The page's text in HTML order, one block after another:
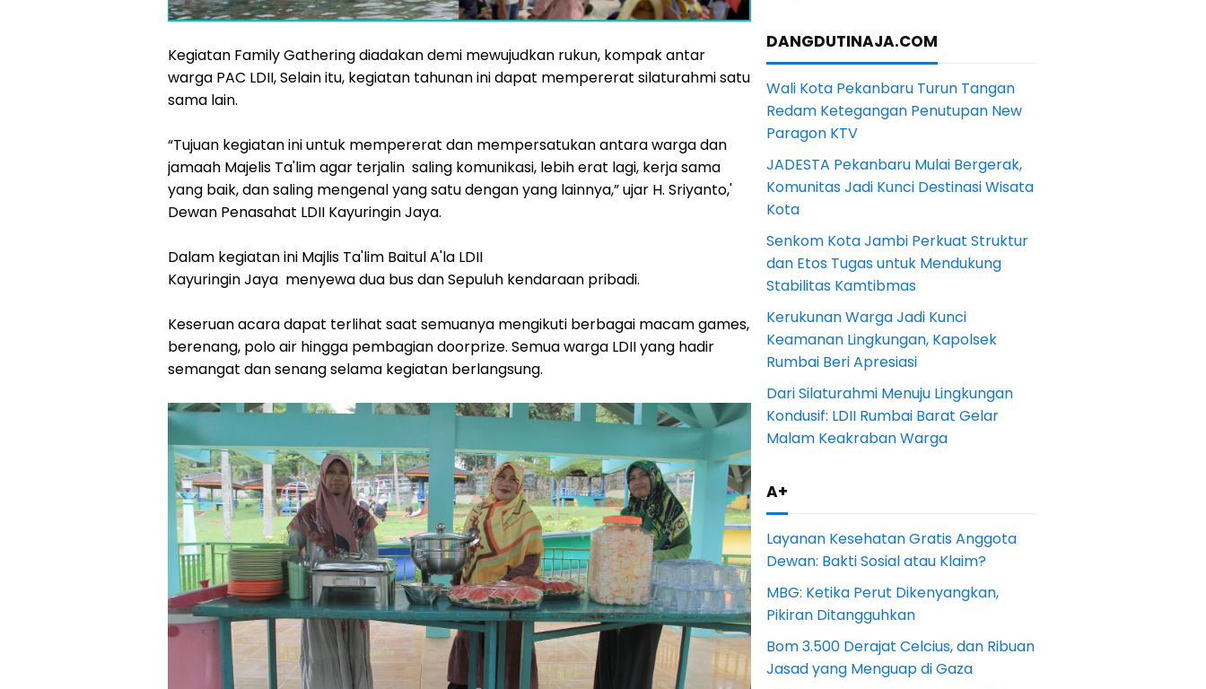
Kegiatan Family Gathering diadakan demi mewujudkan rukun, kompak antar
warga PAC LDII, Selain itu, kegiatan tahunan ini dapat mempererat silaturahmi satu
sama lain.
“Tujuan kegiatan ini untuk mempererat dan mempersatukan antara warga dan
jamaah Majelis Ta'lim agar terjalin saling komunikasi, lebih erat lagi, kerja sama
yang baik, dan saling mengenal yang satu dengan yang lainnya,” ujar H. Sriyanto,'
Dewan Penasahat LDII Kayuringin Jaya.
Dalam kegiatan ini Majlis Ta'lim Baitul A'la LDII
Kayuringin Jaya menyewa dua bus dan Sepuluh kendaraan pribadi.
Keseruan acara dapat terlihat saat semuanya mengikuti berbagai macam games,
berenang, polo air hingga pembagian doorprize. Semua warga LDII yang hadir
semangat dan senang selama kegiatan berlangsung.
DANGDUTINAJA.COM
Wali Kota Pekanbaru Turun Tangan
Redam Ketegangan Penutupan New
Paragon KTV
JADESTA Pekanbaru Mulai Bergerak,
Komunitas Jadi Kunci Destinasi Wisata
Kota
Senkom Kota Jambi Perkuat Struktur
dan Etos Tugas untuk Mendukung
Stabilitas Kamtibmas
Kerukunan Warga Jadi Kunci
Keamanan Lingkungan, Kapolsek
Rumbai Beri Apresiasi
Dari Silaturahmi Menuju Lingkungan
Kondusif: LDII Rumbai Barat Gelar
Malam Keakraban Warga
A+
Layanan Kesehatan Gratis Anggota
Dewan: Bakti Sosial atau Klaim?
MBG: Ketika Perut Dikenyangkan,
Pikiran Ditangguhkan
Bom 3.500 Derajat Celcius, dan Ribuan
Jasad yang Menguap di Gaza